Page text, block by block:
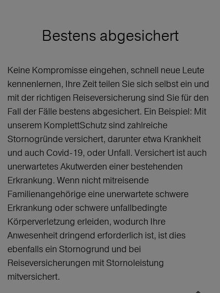
Bestens abgesichert
Keine Kompromisse eingehen, schnell neue Leute
kennenlernen, Ihre Zeit teilen Sie sich selbst ein und
mit der richtigen Reiseversicherung sind Sie für den
Fall der Fälle bestens abgesichert. Ein Beispiel: Mit
unserem KomplettSchutz sind zahlreiche
Stornogründe versichert, darunter etwa Krankheit
und auch Covid-19, oder Unfall. Versichert ist auch
unerwartetes Akutwerden einer bestehenden
Erkrankung. Wenn nicht mitreisende
Familienangehörige eine unerwartete schwere
Erkrankung oder schwere unfallbedingte
Körperverletzung erleiden, wodurch Ihre
Anwesenheit dringend erforderlich ist, ist dies
ebenfalls ein Stornogrund und bei
Reiseversicherungen mit Stornoleistung
mitversichert.